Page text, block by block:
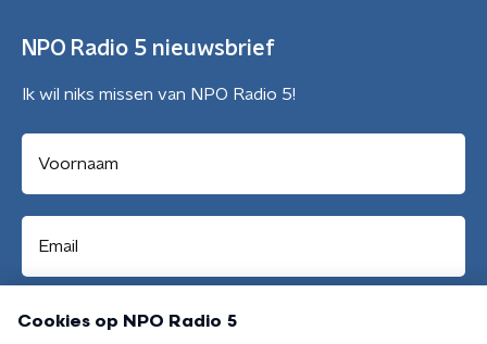
NPO Radio 5 nieuwsbrief
Ik wil niks missen van NPO Radio 5!
Aanmelden